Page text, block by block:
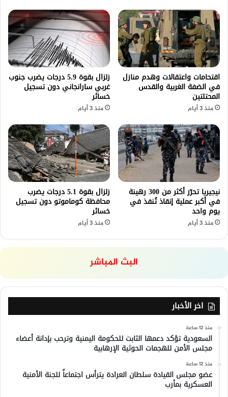
اقتحامات واعتقالات وهدم منازل
في الضفة الغربية والقدس
المحتلتين
منذ 3 أيام
زلزال بقوة 5.9 درجات يضرب جنوب
غربي سارانجاني دون تسجيل
خسائر
منذ 3 أيام
نيجيريا تحرّر أكثر من 300 رهينة
في أكبر عملية إنقاذ تُنفذ في
يوم واحد
منذ 3 أيام
زلزال بقوة 5.1 درجات يضرب
محافظة كوماموتو دون تسجيل
خسائر
منذ 3 أيام
البث المباشر
اخر الأخبار
منذ 12 ساعة
السعودية تؤكد دعمها الثابت للحكومة اليمنية وترحب بإدانة أعضاء
مجلس الأمن للهجمات الحوثية الإرهابية
منذ 12 ساعة
عضو مجلس القيادة سلطان العرادة يترأس اجتماعاً للجنة الأمنية
العسكرية بمأرب